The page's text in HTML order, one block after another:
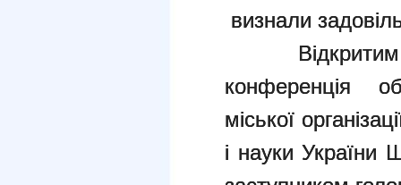
визнали
Відкритим
конференція
міської
і науки України